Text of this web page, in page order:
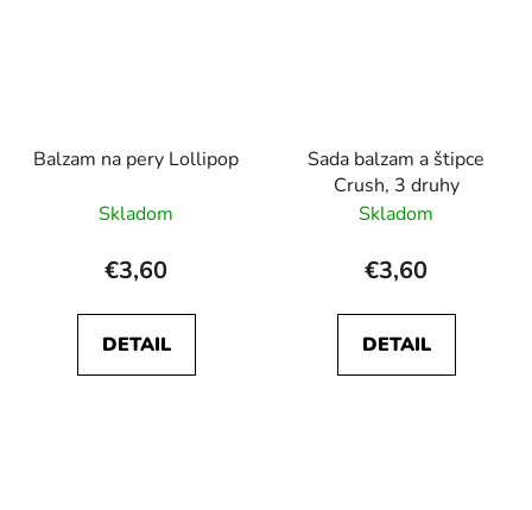
Balzam na pery Lollipop
Skladom
€3,60
DETAIL
Sada balzam a štipce
Crush, 3 druhy
Skladom
€3,60
DETAIL